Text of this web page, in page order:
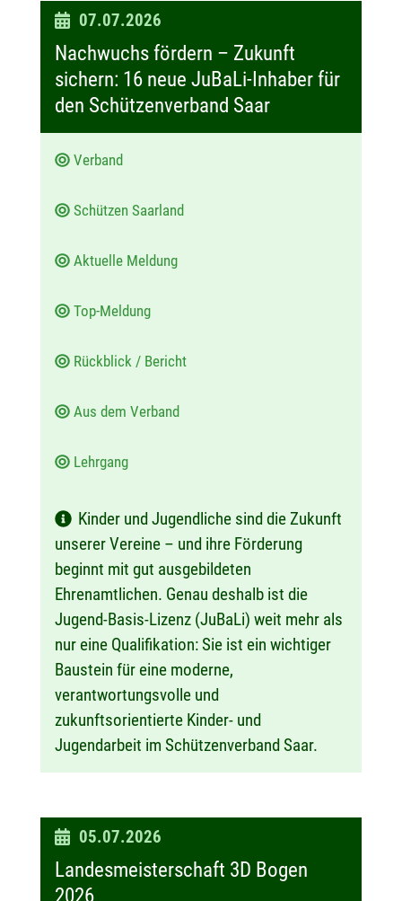
D
a
t
07.07.2026
Nachwuchs fördern – Zukunft
sichern: 16 neue JuBaLi-Inhaber für
den Schützenverband Saar
Verband
Schützen Saarland
Aktuelle Meldung
Top-Meldung
Rückblick / Bericht
Aus dem Verband
Lehrgang
Kinder und Jugendliche sind die Zukunft
unserer Vereine – und ihre Förderung
beginnt mit gut ausgebildeten
Ehrenamtlichen. Genau deshalb ist die
Jugend-Basis-Lizenz (JuBaLi) weit mehr als
nur eine Qualifikation: Sie ist ein wichtiger
Baustein für eine moderne,
verantwortungsvolle und
zukunftsorientierte Kinder- und
Jugendarbeit im Schützenverband Saar.
D
a
t
05.07.2026
Landesmeisterschaft 3D Bogen